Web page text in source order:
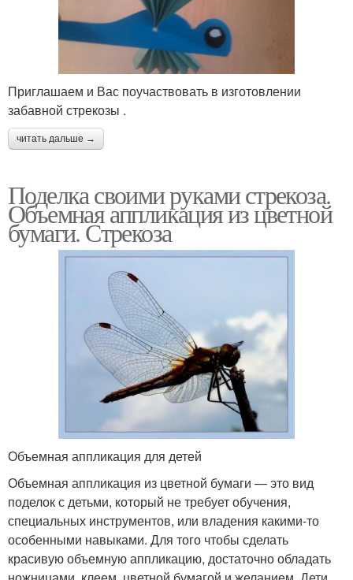
Приглашаем и Вас поучаствовать в изготовлении
забавной стрекозы .
читать дальше →
Поделка своими руками стрекоза.
Объемная аппликация из цветной
бумаги. Стрекоза
Объемная аппликация для детей
Объемная аппликация из цветной бумаги — это вид
поделок с детьми, который не требует обучения,
специальных инструментов, или владения какими-то
особенными навыками. Для того чтобы сделать
красивую объемную аппликацию, достаточно обладать